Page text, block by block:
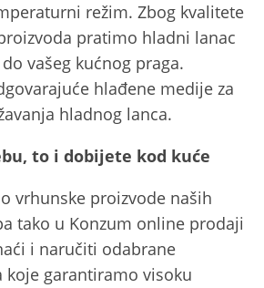
režim. Zbog kvalitete
pratimo hladni lanac
vašeg kućnog praga.
hlađene medije za
hladnog lanca.
to i dobijete kod kuće
vrhunske proizvode naših
tako u Konzum online prodaji
i naručiti odabrane
koje garantiramo visoku